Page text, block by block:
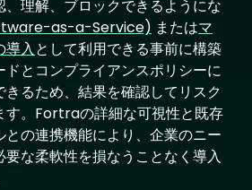
理解、ブロックできるようにな
as-a-Service) またはマ
導入として利用できる事前に構築
ドとコンプライアンスポリシーに
きるため、結果を確認してリスク
す。Fortraの詳細な可視性と既存
の連携機能により、企業のニー
要な柔軟性を損なうことなく導入